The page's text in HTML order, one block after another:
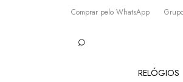
Comprar pelo WhatsApp
RELÓGIOS